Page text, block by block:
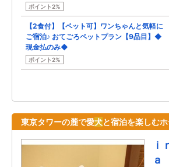
ポイント2%
【2食付】【ペット可】ワンちゃんと気軽に
ご宿泊♪ おてごろペットプラン【9品目】◆
現金払のみ◆
ポイント2%
東京タワーの麓で愛犬と宿泊を楽しむ
ａ